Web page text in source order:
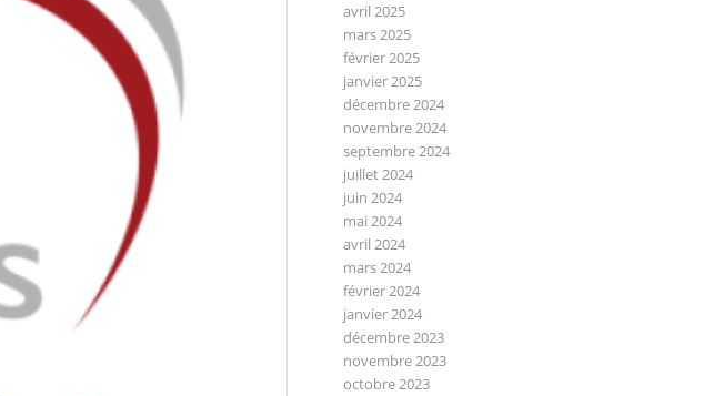
avril 2025
mars 2025
février 2025
janvier 2025
décembre 2024
novembre 2024
septembre 2024
juillet 2024
juin 2024
mai 2024
avril 2024
mars 2024
février 2024
janvier 2024
décembre 2023
novembre 2023
octobre 2023